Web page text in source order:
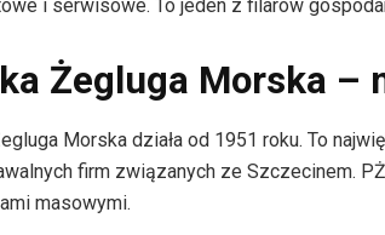
i serwisowe. To jeden z filarów
Żegluga Morska –
Morska działa od 1951 roku. To
firm związanych ze Szczecinem.
masowymi.